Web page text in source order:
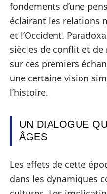
fondements d’une
éclairant les relations
et l’Occident.
siècles de conflit et
sur ces premiers
une certaine vision
l’histoire.
UN DIALOGUE
ÂGES
Les effets de cette
dans les dynamiques